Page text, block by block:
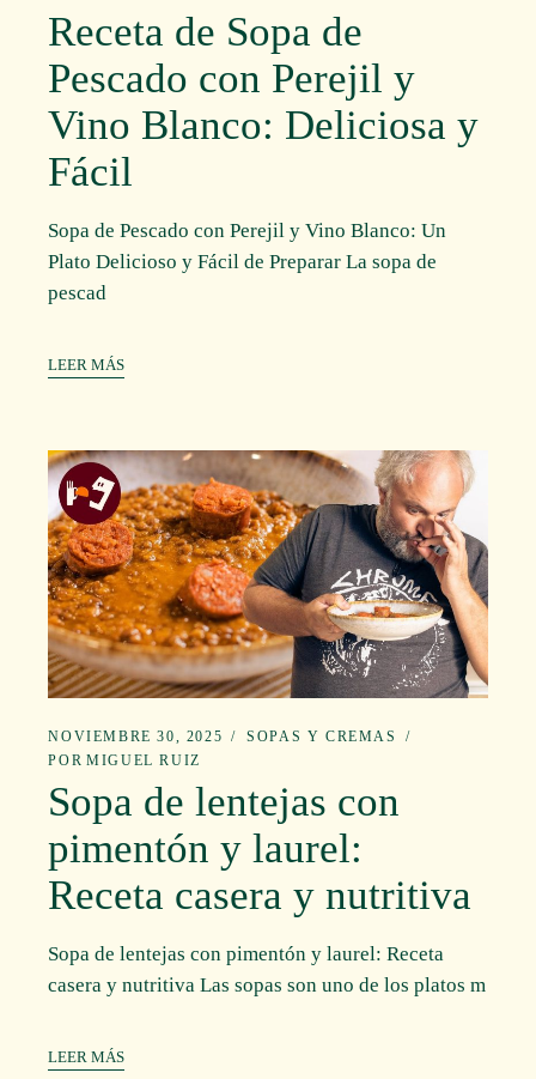
Receta de Sopa de
Pescado con Perejil y
Vino Blanco: Deliciosa y
Fácil
Sopa de Pescado con Perejil y Vino Blanco: Un
Plato Delicioso y Fácil de Preparar La sopa de
pescad
LEER MÁS
NOVIEMBRE 30, 2025
SOPAS Y CREMAS
POR MIGUEL RUIZ
Sopa de lentejas con
pimentón y laurel:
Receta casera y nutritiva
Sopa de lentejas con pimentón y laurel: Receta
casera y nutritiva Las sopas son uno de los platos m
LEER MÁS